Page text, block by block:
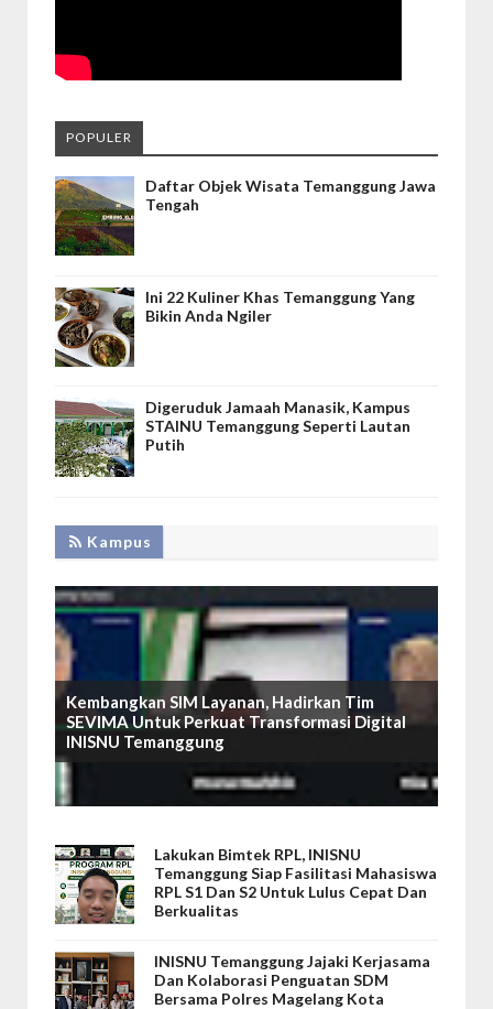
POPULER
Daftar Objek Wisata Temanggung Jawa
Tengah
Ini 22 Kuliner Khas Temanggung Yang
Bikin Anda Ngiler
Digeruduk Jamaah Manasik, Kampus
STAINU Temanggung Seperti Lautan
Putih
Kampus
Kembangkan SIM Layanan, Hadirkan Tim
SEVIMA Untuk Perkuat Transformasi Digital
INISNU Temanggung
Lakukan Bimtek RPL, INISNU
Temanggung Siap Fasilitasi Mahasiswa
RPL S1 Dan S2 Untuk Lulus Cepat Dan
Berkualitas
INISNU Temanggung Jajaki Kerjasama
Dan Kolaborasi Penguatan SDM
Bersama Polres Magelang Kota